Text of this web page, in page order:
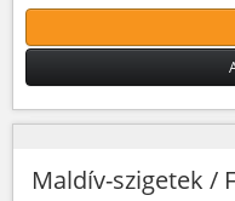
Maldív-szigetek /